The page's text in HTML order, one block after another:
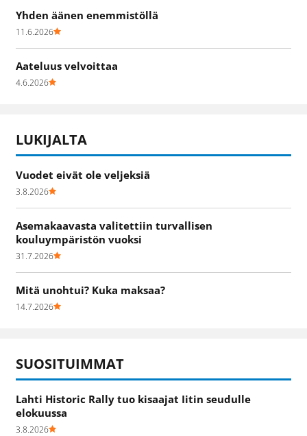
Yhden äänen enemmistöllä
11.6.2026
Aateluus velvoittaa
4.6.2026
LUKIJALTA
Vuodet eivät ole veljeksiä
3.8.2026
Asemakaavasta valitettiin turvallisen
kouluympäristön vuoksi
31.7.2026
Mitä unohtui? Kuka maksaa?
14.7.2026
SUOSITUIMMAT
Lahti Historic Rally tuo kisaajat Iitin seudulle
elokuussa
3.8.2026